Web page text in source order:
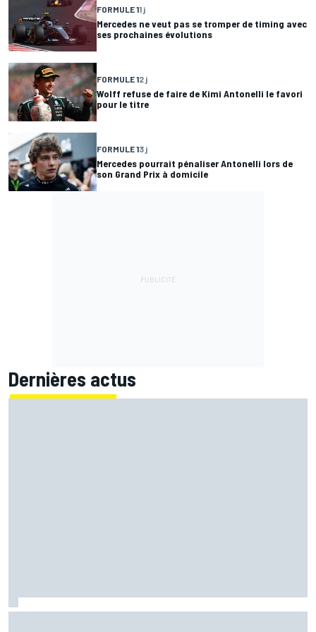
FORMULE 11 j
Mercedes ne veut pas se tromper de timing avec
ses prochaines évolutions
FORMULE 12 j
Wolff refuse de faire de Kimi Antonelli le favori
pour le titre
FORMULE 13 j
Mercedes pourrait pénaliser Antonelli lors de
son Grand Prix à domicile
Dernières actus